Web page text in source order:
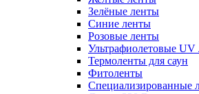
Зелёные ленты
Синие ленты
Розовые ленты
Ультрафиолетовые UV
Термоленты для саун
Фитоленты
Специализированные